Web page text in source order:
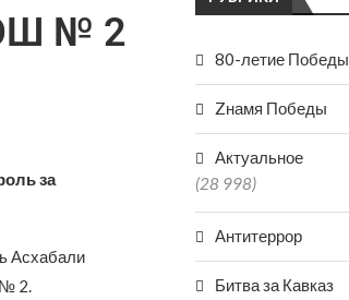
№ 2
за
Асхабали
№ 2.
80-летие Победы
Zнамя Победы
Актуальное
(28 998)
Антитеррор
Битва за Кавказ